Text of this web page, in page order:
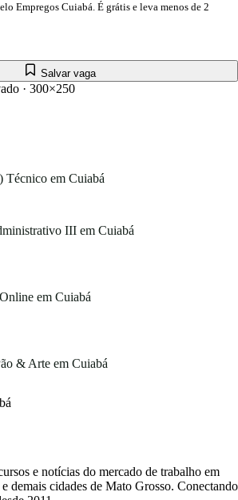
Empregos Cuiabá. É grátis e leva menos de 2
Salvar vaga
· 300×250
Técnico em Cuiabá
III em Cuiabá
em Cuiabá
& Arte em Cuiabá
e notícias do mercado de trabalho em
demais cidades de Mato Grosso. Conectando